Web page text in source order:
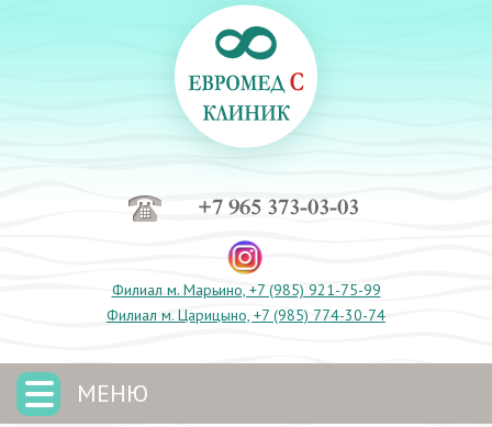
+7 965 373-03-03
Филиал м. Марьино, +7 (985) 921-75-99
Филиал м. Царицыно, +7 (985) 774-30-74
МЕНЮ